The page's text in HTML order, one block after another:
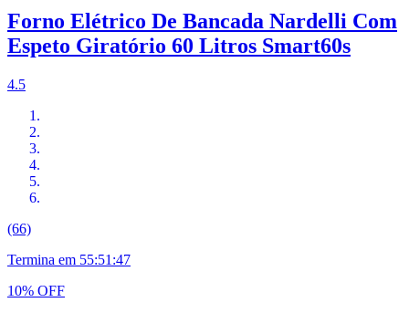
Forno Elétrico De Bancada Nardelli Com
Espeto Giratório 60 Litros Smart60s
4.5
(66)
Termina em 55:51:46
10% OFF